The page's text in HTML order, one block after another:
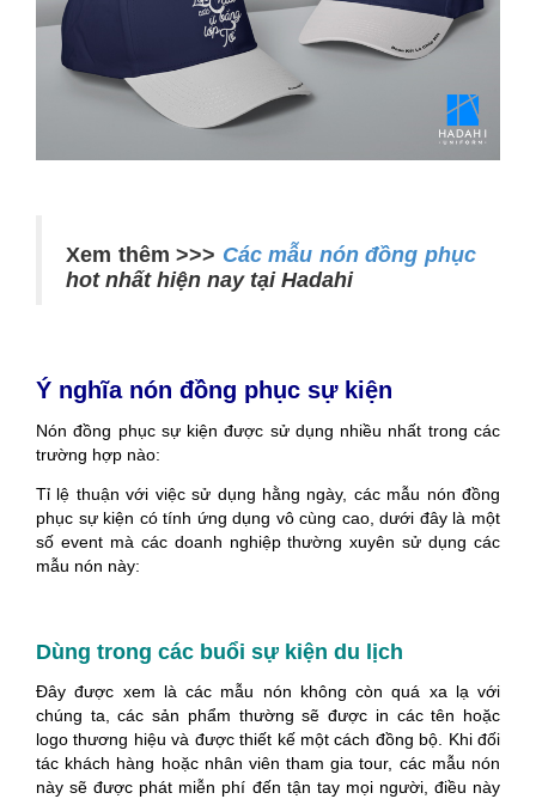
Xem thêm >>> Các mẫu nón đồng phục
hot nhất hiện nay tại Hadahi
Ý nghĩa nón đồng phục sự kiện
Nón đồng phục sự kiện được sử dụng nhiều nhất trong các
trường hợp nào:
Tỉ lệ thuận với việc sử dụng hằng ngày, các mẫu nón đồng
phục sự kiện có tính ứng dụng vô cùng cao, dưới đây là một
số event mà các doanh nghiệp thường xuyên sử dụng các
mẫu nón này:
Dùng trong các buổi sự kiện du lịch
Đây được xem là các mẫu nón không còn quá xa lạ với
chúng ta, các sản phẩm thường sẽ được in các tên hoặc
logo thương hiệu và được thiết kế một cách đồng bộ. Khi đối
tác khách hàng hoặc nhân viên tham gia tour, các mẫu nón
này sẽ được phát miễn phí đến tận tay mọi người, điều này